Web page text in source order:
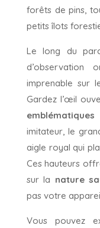
forêts de pins,
petits îlots
Le long du
d’observation
imprenable sur
Gardez l’œil
imitateur, le
aigle royal qui
Ces hauteurs
sur la nature
pas votre
Vous pouvez